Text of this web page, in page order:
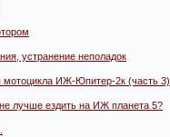
устранение неполадок
мотоцикла ИЖ-Юпитер-2к (часть 3)
лучше ездить на ИЖ планета 5?